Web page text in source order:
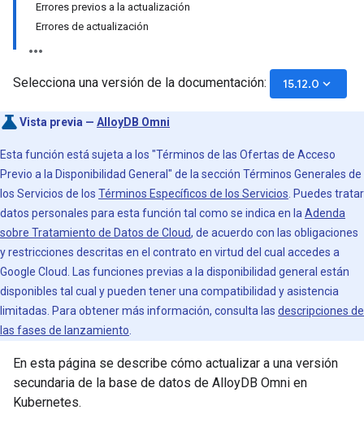
Errores previos a la actualización
Errores de actualización
Selecciona una versión de la documentación: 15.12.0 keyboard_arrow_down
Vista previa — AlloyDB Omni
Esta función está sujeta a los "Términos de las Ofertas de Acceso
Previo a la Disponibilidad General" de la sección Términos Generales de
los Servicios de los Términos Específicos de los Servicios . Puedes tratar
datos personales para esta función tal como se indica en la Adenda
sobre Tratamiento de Datos de Cloud, de acuerdo con las obligaciones
y restricciones descritas en el contrato en virtud del cual accedes a
Google Cloud. Las funciones previas a la disponibilidad general están
disponibles tal cual y pueden tener una compatibilidad y asistencia
limitadas. Para obtener más información, consulta las descripciones de
las fases de lanzamiento
En esta página se describe cómo actualizar a una versión
secundaria de la base de datos de AlloyDB Omni en
Kubernetes.